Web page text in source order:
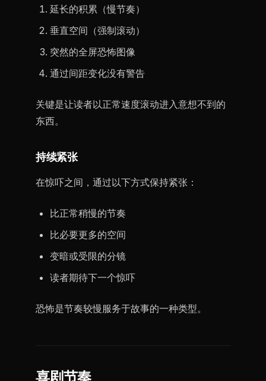
延长的积累（慢节奏）
垂直空间（强制滚动）
突然的全屏恐怖图像
通过间距变化没有警告
关键是让读者以正常速度滚动进入意想不到的
东西。
持续紧张
在惊吓之间，通过以下方式保持紧张：
比正常稍慢的节奏
比必要更多的空间
变暗或受限的分镜
读者期待下一个惊吓
恐怖是节奏较慢服务于故事的一种类型。
喜剧节奏